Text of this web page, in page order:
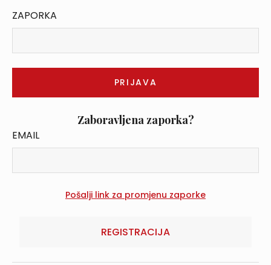
ZAPORKA
Zaboravljena zaporka?
EMAIL
REGISTRACIJA